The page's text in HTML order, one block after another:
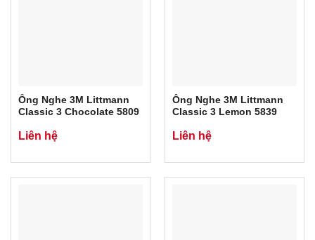
Ống Nghe 3M Littmann
Classic 3 Chocolate 5809
Liên hệ
Ống Nghe 3M Littmann
Classic 3 Lemon 5839
Liên hệ